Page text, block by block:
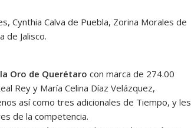
Cynthia Calva de Puebla, Zorina Morales de
de Jalisco.
Oro de Querétaro con marca de 274.00
Rey y María Celina Díaz Velázquez,
así como tres adicionales de Tiempo, y les
de la competencia.